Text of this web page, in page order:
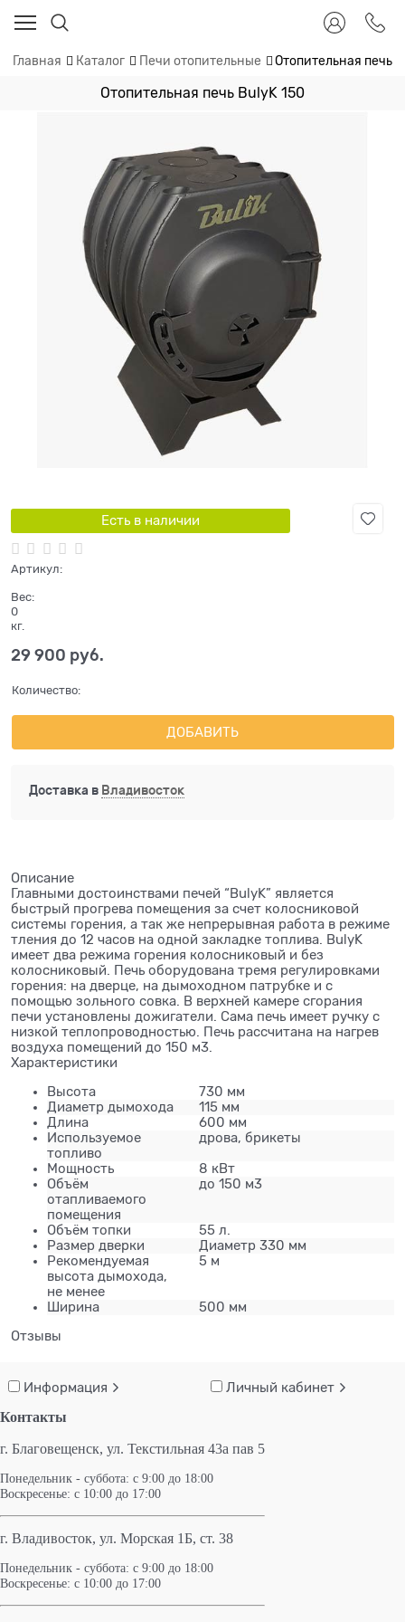
Главная Каталог Печи отопительные Отопительная печь
Отопительная печь BulyK 150
Есть в наличии
Артикул:
Вес:
0
кг.
29 900 руб.
Количество:
ДОБАВИТЬ
Доставка в Владивосток
Описание
Главными достоинствами печей “BulyK” является
быстрый прогрева помещения за счет колосниковой
системы горения, а так же непрерывная работа в режиме
тления до 12 часов на одной закладке топлива. BulyK
имеет два режима горения колосниковый и без
колосниковый. Печь оборудована тремя регулировками
горения: на дверце, на дымоходном патрубке и с
помощью зольного совка. В верхней камере сгорания
печи установлены дожигатели. Сама печь имеет ручку с
низкой теплопроводностью. Печь рассчитана на нагрев
воздуха помещений до 150 м3.
Характеристики
Высота
730 мм
Диаметр дымохода
115 мм
Длина
600 мм
Используемое
топливо
дрова, брикеты
Мощность
8 кВт
Объём
отапливаемого
помещения
до 150 м3
Объём топки
55 л.
Размер дверки
Диаметр 330 мм
Рекомендуемая
высота дымохода,
не менее
5 м
Ширина
500 мм
Отзывы
Информация Личный кабинет
Контакты
г. Благовещенск, ул. Текстильная 43а пав 5
Понедельник - суббота: с 9:00 до 18:00
Воскресенье: с 10:00 до 17:00
г. Владивосток, ул. Морская 1Б, ст. 38
Понедельник - суббота: с 9:00 до 18:00
Воскресенье: с 10:00 до 17:00